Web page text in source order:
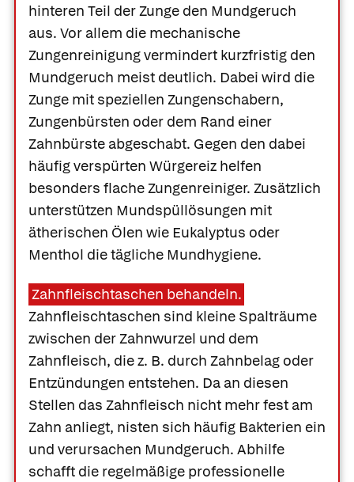
hinteren Teil der Zunge den Mundgeruch
aus. Vor allem die mechanische
Zungenreinigung vermindert kurzfristig den
Mundgeruch meist deutlich. Dabei wird die
Zunge mit speziellen Zungenschabern,
Zungenbürsten oder dem Rand einer
Zahnbürste abgeschabt. Gegen den dabei
häufig verspürten Würgereiz helfen
besonders flache Zungenreiniger. Zusätzlich
unterstützen Mundspüllösungen mit
ätherischen Ölen wie Eukalyptus oder
Menthol die tägliche Mundhygiene.
Zahnfleischtaschen behandeln.
Zahnfleischtaschen sind kleine Spalträume
zwischen der Zahnwurzel und dem
Zahnfleisch, die z. B. durch Zahnbelag oder
Entzündungen entstehen. Da an diesen
Stellen das Zahnfleisch nicht mehr fest am
Zahn anliegt, nisten sich häufig Bakterien ein
und verursachen Mundgeruch. Abhilfe
schafft die regelmäßige professionelle